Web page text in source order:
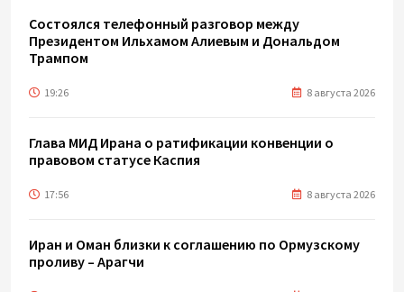
Состоялся телефонный разговор между
Президентом Ильхамом Алиевым и Дональдом
Трампом
19:26 8 августа 2026
Глава МИД Ирана о ратификации конвенции о
правовом статусе Каспия
17:56 8 августа 2026
Иран и Оман близки к соглашению по Ормузскому
проливу – Арагчи